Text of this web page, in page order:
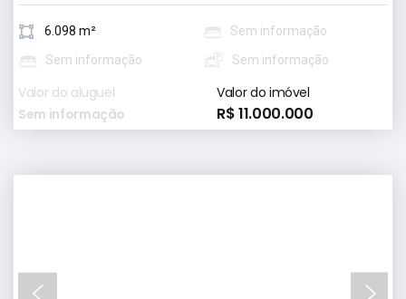
6.098 m²
Sem informação
Sem informação
Sem informação
Valor do aluguel
Sem informação
Valor do imóvel
R$ 11.000.000